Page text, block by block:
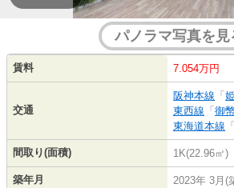
パノラマ写真を見
賃料 7.054万円
交通
阪神本線 「
東西線 「 御
東海道本線 「
間取り(面積) 1K(22.96㎡)
築年月 2023年 3月(